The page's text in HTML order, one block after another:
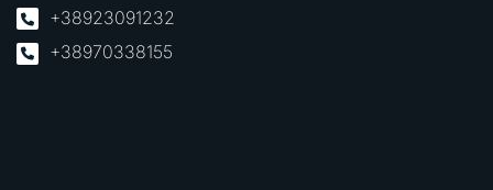
+38923091232
+38970338155